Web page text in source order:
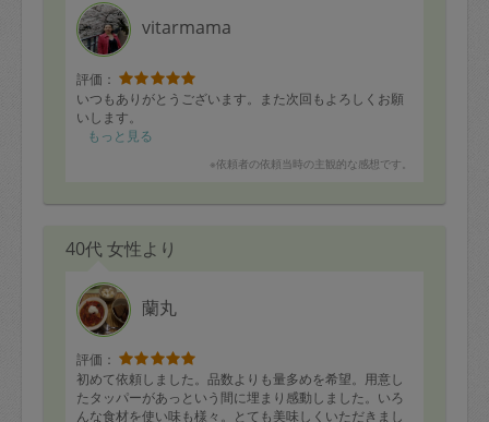
vitarmama
評価：
いつもありがとうございます。また次回もよろしくお願
いします。
もっと見る
※依頼者の依頼当時の主観的な感想です。
40代 女性より
蘭丸
評価：
初めて依頼しました。品数よりも量多めを希望。用意し
たタッパーがあっという間に埋まり感動しました。いろ
んな食材を使い味も様々。とても美味しくいただきまし